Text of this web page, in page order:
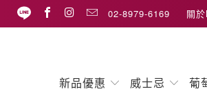
02-8979-6169 關
新品優惠 威士忌 葡